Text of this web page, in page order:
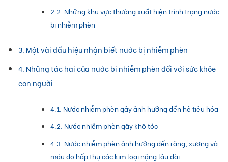
Những khu vực thường xuất hiện trình trạng nước
bị nhiễm phèn
Một vài dấu hiệu nhận biết nước bị nhiễm phèn
Những tác hại của nước bị nhiễm phèn đối với sức khỏe
con người
Nước nhiễm phèn gây ảnh hưởng đến hệ tiêu hóa
Nước nhiễm phèn gây khô tóc
Nước nhiễm phèn ảnh hưởng đến răng, xương và
máu do hấp thụ các kim loại nặng lâu dài